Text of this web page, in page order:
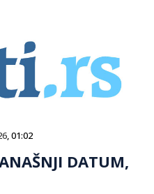
, 01:02
DATUM,